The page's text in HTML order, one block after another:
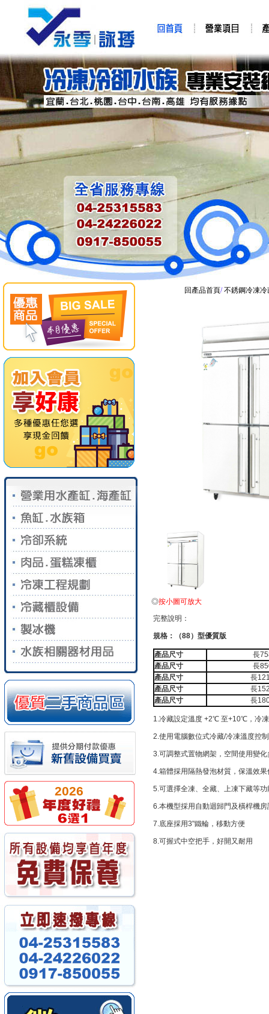
2026
回產品首頁/不銹鋼冷凍冷
◎按小圖可放大
完整說明：
規格：（88）型優質版
產品尺寸
長
產品尺寸
長
產品尺寸
長
產品尺寸
長
產品尺寸
長
1.冷藏設定溫度 +2℃ 至+10℃，冷
2.使用電腦數位式冷藏/冷凍溫度控
3.可調整式置物網架，空間使用變化
4.箱體採用隔熱發泡材質，保溫效果
5.可選擇全凍、全藏、上凍下藏等功
6.本機型採用自動迴歸門及橫桿機
7.底座採用3"鐵輪，移動方便
8.可握式中空把手，好開又耐用